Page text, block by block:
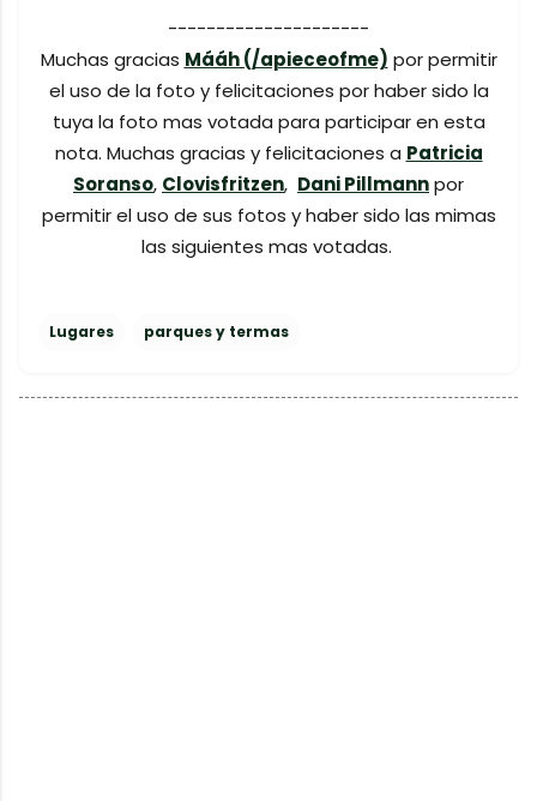
---------------------
Muchas gracias Mááh (/apieceofme) por permitir
el uso de la foto y felicitaciones por haber sido la
tuya la foto mas votada para participar en esta
nota. Muchas gracias y felicitaciones a Patricia
Soranso, Clovisfritzen, Dani Pillmannpor
permitir el uso de sus fotos y haber sido las mimas
las siguientes mas votadas.
Lugares parques y termas